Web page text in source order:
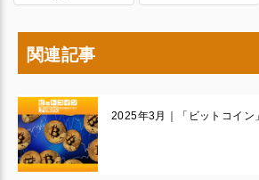
関連記事
2025年3月｜「ビットコイン